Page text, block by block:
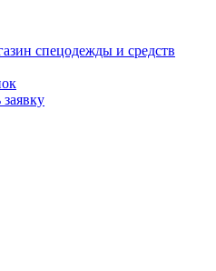
спецодежды и средств